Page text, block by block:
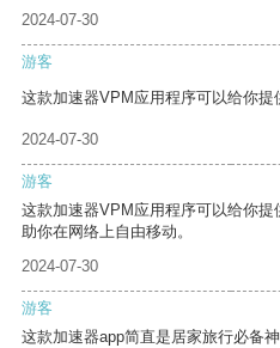
2024-07-30
游客
这款加速器VPM应用程序可以给你提
2024-07-30
游客
这款加速器VPM应用程序可以给你
助你在网络上自由移动。
2024-07-30
游客
这款加速器app简直是居家旅行必备